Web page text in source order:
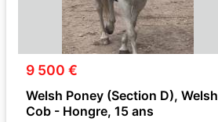
9 500 €
Welsh Poney (Section D), Welsh
Cob - Hongre, 15 ans